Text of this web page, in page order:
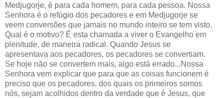
Medjugorje, é para cada homem, para cada pessoa. Nossa
Senhora é o refúgio dos pecadores e em Medjugorje se
veem conversões que jamais no mundo inteiro se tem visto.
Qual é o motivo? É esta chamada a viver o Evangelho em
plenitude, de maneira radical. Quando Jesus se
apresentava aos pecadores, os pecadores se convertiam.
Se hoje não se convertem mais, algo está errado...Nossa
Senhora vem explicar que para que as coisas funcionem é
preciso que os pecadores, dos quais os primeiros somos
nós, sejam acolhidos dentro da verdade que é Jesus, que